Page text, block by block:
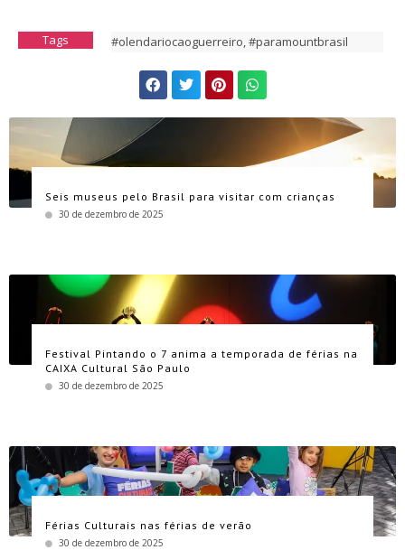
Tags #olendariocaoguerreiro,#paramountbrasil
Seis museus pelo Brasil para visitar com crianças
30 de dezembro de 2025
Festival Pintando o 7 anima a temporada de férias na
CAIXA Cultural São Paulo
30 de dezembro de 2025
Férias Culturais nas férias de verão
30 de dezembro de 2025